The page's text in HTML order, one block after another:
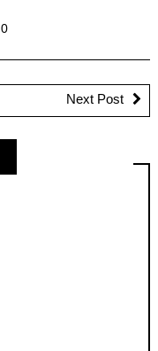
0
Next Post